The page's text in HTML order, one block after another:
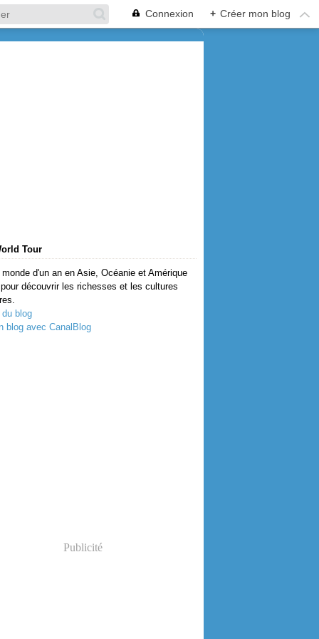
Connexion + Créer mon blog
Tour
monde d'un an en Asie, Océanie et Amérique
découvrir les richesses et les cultures
blog
blog avec CanalBlog
Publicité